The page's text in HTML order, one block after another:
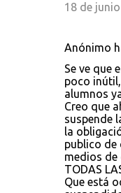
18 de
Anónimo
Se ve que
poco
alumnos
Creo que
suspende
la
publico de
medios de
TODAS
Que está